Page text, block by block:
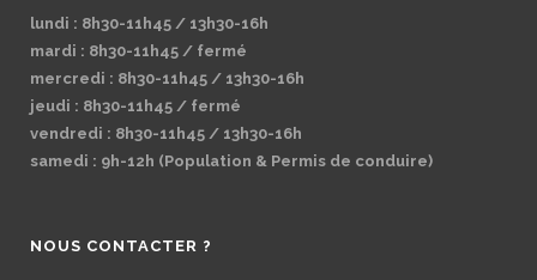
lundi : 8h30-11h45 / 13h30-16h
mardi : 8h30-11h45 / fermé
mercredi : 8h30-11h45 / 13h30-16h
jeudi : 8h30-11h45 / fermé
vendredi : 8h30-11h45 / 13h30-16h
samedi : 9h-12h (Population & Permis de conduire)
NOUS CONTACTER ?